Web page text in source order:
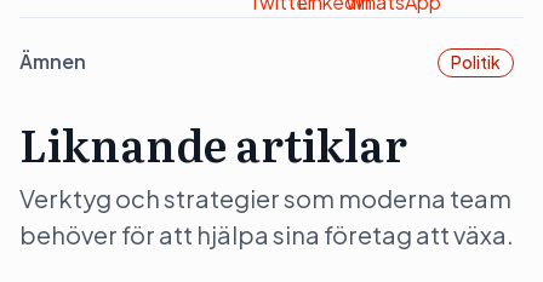
Ämnen Politik
Liknande artiklar
Verktyg och strategier som moderna team
behöver för att hjälpa sina företag att växa.